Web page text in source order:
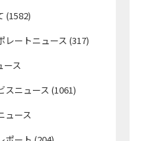
(1582)
レートニュース (317)
ース
スニュース (1061)
ュース